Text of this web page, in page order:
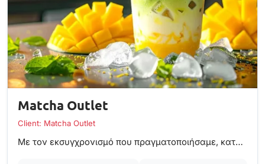
Matcha Outlet
Client: Matcha Outlet
Με τον εκσυγχρονισμό που πραγματοποιήσαμε, καταφέραμε να βελτιώσουμε την απόδοση κατά 50% και να αναβαθμίσουμε την εμπειρία χρήστη.